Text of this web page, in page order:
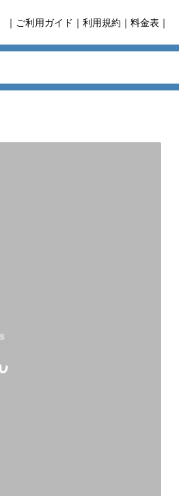
｜ ご利用ガイド ｜ 利用規約 ｜ 料金表 ｜